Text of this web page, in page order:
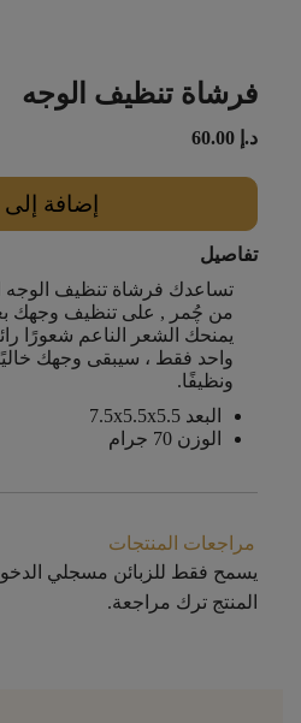
فرشاة تنظيف الوجه
د.إ
إضافة
تفاصيل
تساعدك فرشاة تنظيف الوجه
من چُمر , على تنظيف وجهك
يمنحك الشعر الناعم شعورًا
واحد فقط ، سيبقى وجهك
ونظيفًا.
البعد 7.5x5.5x5.5
الوزن 70 جرام
مراجعات المنتجات
يسمح فقط للزبائن مسجلي
المنتج ترك مراجعة.